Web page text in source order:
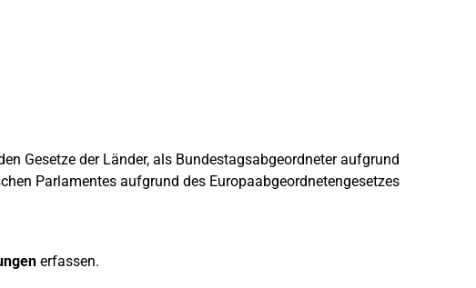
Gesetze der Länder, als Bundestagsabgeordneter aufgrund
Parlamentes aufgrund des Europaabgeordnetengesetzes
erfassen.